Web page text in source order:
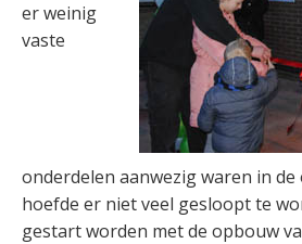
er weinig
vaste
onderdelen aanwezig waren in
hoefde er niet veel gesloopt te
gestart worden met de opbouw